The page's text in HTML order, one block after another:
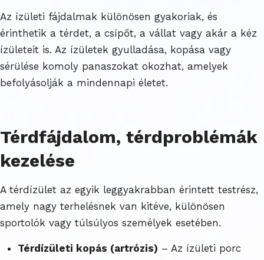
Az ízületi fájdalmak különösen gyakoriak, és
érinthetik a térdet, a csípőt, a vállat vagy akár a kéz
ízületeit is. Az ízületek gyulladása, kopása vagy
sérülése komoly panaszokat okozhat, amelyek
befolyásolják a mindennapi életet.
Térdfájdalom, térdproblémák
kezelése
A térdízület az egyik leggyakrabban érintett testrész,
amely nagy terhelésnek van kitéve, különösen
sportolók vagy túlsúlyos személyek esetében.
Térdízületi kopás (artrózis) – Az ízületi porc